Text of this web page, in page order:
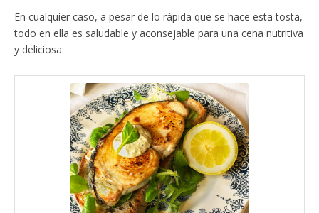
En cualquier caso, a pesar de lo rápida que se hace esta tosta,
todo en ella es saludable y aconsejable para una cena nutritiva
y deliciosa.